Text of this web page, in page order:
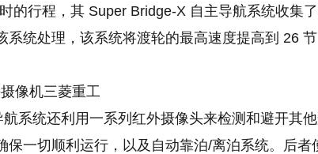
的行程，其 Super Bridge-X 自主导航系统收集
系统处理，该系统将渡轮的最高速度提高到 26
像机三菱重工
系统还利用一系列红外摄像头来检测和避开其
保一切顺利运行，以及自动靠泊/离泊系统。后者